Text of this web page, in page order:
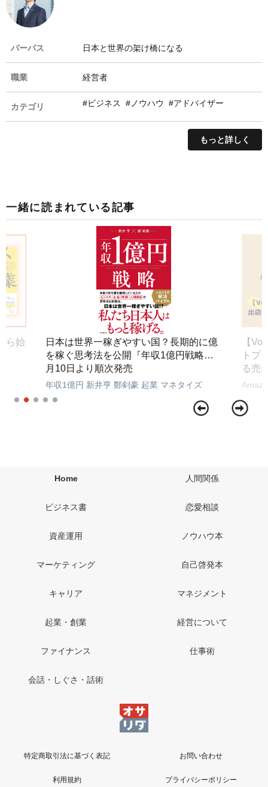
パーパス 日本と世界の架け橋になる
職業 経営者
カテゴリ #ビジネス #ノウハウ #アドバイザー
もっと詳しく
一緒に読まれている記事
ら始
日本は世界一稼ぎやすい国？長期的に億
を稼ぐ思考法を公開『年収1億円戦略』3
月10日より順次発売
年収1億円 新井亨 鄭剣豪 起業 マネタイズ
【
トプ
る売
Home 人間関係
ビジネス書 恋愛相談
資産運用 ノウハウ本
マーケティング 自己啓発本
キャリア マネジメント
起業・創業 経営について
ファイナンス 仕事術
会話・しぐさ・話術
特定商取引法に基づく表記 お問い合わせ
利用規約 プライバシーポリシー